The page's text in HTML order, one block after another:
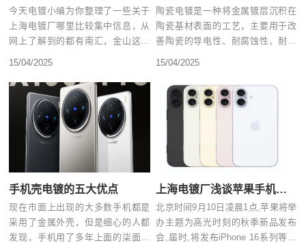
今天电镀小编为你整理了一些关于
上海电镀厂哪里比较集中信息，从
网上了解到的都有南汇，金山这两
15/04/2025
陶瓷电镀是一种将金属镀层沉积在
陶瓷基材表面的工艺，主要用于改
善陶瓷的导电性、耐腐蚀性、耐磨
15/04/2025
手机壳电镀的五大优点
现在市面上出现的大多数手机都是
采用了金属外壳，但是细心的人都
发现，手机用了多年上面的柒面都
上海电镀厂浅谈苹果手机电镀工艺种类
北京时间9月10日凌晨1点,苹果将举
办主题为高光时刻的秋季新品发布
会,届时,将发布iPhone 16系列等新